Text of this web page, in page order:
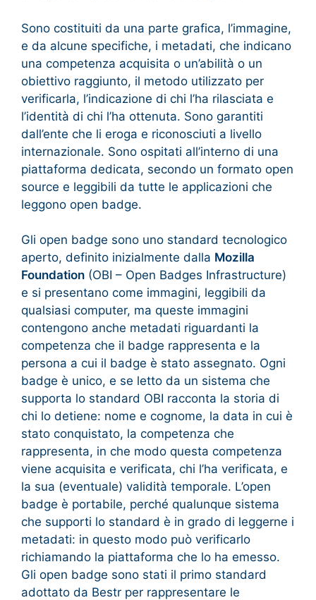
Sono costituiti da una parte grafica, l’immagine,
e da alcune specifiche, i metadati, che indicano
una competenza acquisita o un’abilità o un
obiettivo raggiunto, il metodo utilizzato per
verificarla, l’indicazione di chi l’ha rilasciata e
l’identità di chi l’ha ottenuta. Sono garantiti
dall’ente che li eroga e riconosciuti a livello
internazionale. Sono ospitati all’interno di una
piattaforma dedicata, secondo un formato open
source e leggibili da tutte le applicazioni che
leggono open badge.
Gli open badge sono uno standard tecnologico
aperto, definito inizialmente dalla Mozilla
Foundation (OBI – Open Badges Infrastructure)
e si presentano come immagini, leggibili da
qualsiasi computer, ma queste immagini
contengono anche metadati riguardanti la
competenza che il badge rappresenta e la
persona a cui il badge è stato assegnato. Ogni
badge è unico, e se letto da un sistema che
supporta lo standard OBI racconta la storia di
chi lo detiene: nome e cognome, la data in cui è
stato conquistato, la competenza che
rappresenta, in che modo questa competenza
viene acquisita e verificata, chi l’ha verificata, e
la sua (eventuale) validità temporale. L’open
badge è portabile, perché qualunque sistema
che supporti lo standard è in grado di leggerne i
metadati: in questo modo può verificarlo
richiamando la piattaforma che lo ha emesso.
Gli open badge sono stati il primo standard
adottato da Bestr per rappresentare le